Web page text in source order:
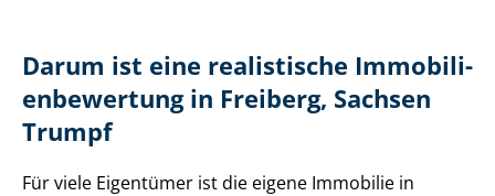
Darum ist eine realistische Im­mo­bi­li­
en­be­wer­tung in Freiberg, Sachsen
Trumpf
Für viele Eigentümer ist die eigene Immobilie in